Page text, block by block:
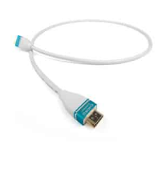
har
varianter.
alternativen